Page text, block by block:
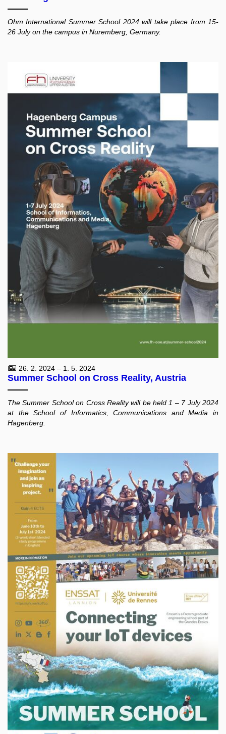
Ohm International Summer School 2024 will take place from 15-
26 July on the campus in Nuremberg, Germany.
26. 2. 2024 – 1. 5. 2024
Summer School on Cross Reality, Austria
The Summer School on Cross Reality will be held 1 – 7 July 2024
at the School of Informatics, Communications and Media in
Hagenberg.